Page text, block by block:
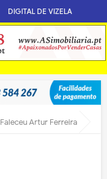
DIGITAL DE VIZELA
Faleceu Artur Ferreira